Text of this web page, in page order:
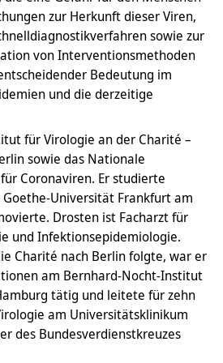
zur Herkunft dieser Viren,
sowie zur
von Interventionsmethoden
Bedeutung im
und die derzeitige
für Virologie an der Charité –
sowie das Nationale
Coronaviren. Er studierte
Universität Frankfurt am
Drosten ist Facharzt für
und Infektionsepidemiologie.
Charité nach Berlin folgte, war er
am Bernhard-Nocht-Institut
tätig und leitete für zehn
am Universitätsklinikum
des Bundesverdienstkreuzes